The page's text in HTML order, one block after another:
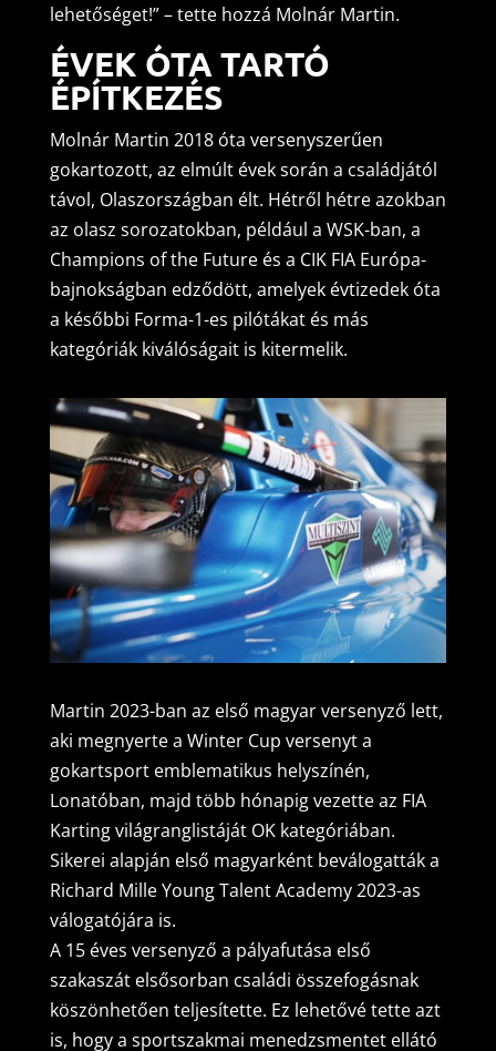
lehetőséget!” – tette hozzá Molnár Martin.
ÉVEK ÓTA TARTÓ
ÉPÍTKEZÉS
Molnár Martin 2018 óta versenyszerűen
gokartozott, az elmúlt évek során a családjától
távol, Olaszországban élt. Hétről hétre azokban
az olasz sorozatokban, például a WSK-ban, a
Champions of the Future és a CIK FIA Európa-
bajnokságban edződött, amelyek évtizedek óta
a későbbi Forma-1-es pilótákat és más
kategóriák kiválóságait is kitermelik.
Martin 2023-ban az első magyar versenyző lett,
aki megnyerte a Winter Cup versenyt a
gokartsport emblematikus helyszínén,
Lonatóban, majd több hónapig vezette az FIA
Karting világranglistáját OK kategóriában.
Sikerei alapján első magyarként beválogatták a
Richard Mille Young Talent Academy 2023-as
válogatójára is.
A 15 éves versenyző a pályafutása első
szakaszát elsősorban családi összefogásnak
köszönhetően teljesítette. Ez lehetővé tette azt
is, hogy a sportszakmai menedzsmentet ellátó